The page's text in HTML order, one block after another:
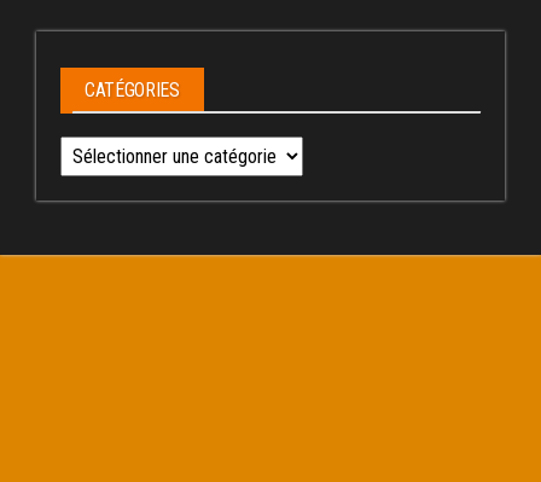
CATÉGORIES
Catégories